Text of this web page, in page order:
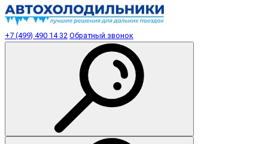
+7 (499) 490 14 32 Обратный звонок